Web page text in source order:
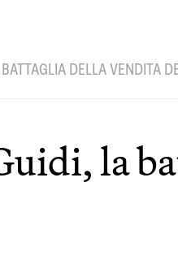
DELLA VENDITA
la